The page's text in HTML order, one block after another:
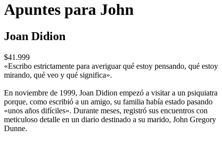
Apuntes para John
Joan Didion
$41.999
«Escribo estrictamente para averiguar qué estoy pensando, qué estoy
mirando, qué veo y qué significa».
En noviembre de 1999, Joan Didion empezó a visitar a un psiquiatra
porque, como escribió a un amigo, su familia había estado pasando
«unos años difíciles». Durante meses, registró sus encuentros con
meticuloso detalle en un diario destinado a su marido, John Gregory
Dunne.